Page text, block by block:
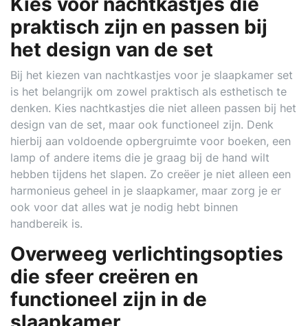
praktisch zijn en passen bij
het design van de set
Bij het kiezen van nachtkastjes voor je slaapkamer set
is het belangrijk om zowel praktisch als esthetisch te
denken. Kies nachtkastjes die niet alleen passen bij het
design van de set, maar ook functioneel zijn. Denk
hierbij aan voldoende opbergruimte voor boeken, een
lamp of andere items die je graag bij de hand wilt
hebben tijdens het slapen. Zo creëer je niet alleen een
harmonieus geheel in je slaapkamer, maar zorg je er
ook voor dat alles wat je nodig hebt binnen
handbereik is.
Overweeg verlichtingsopties
die sfeer creëren en
functioneel zijn in de